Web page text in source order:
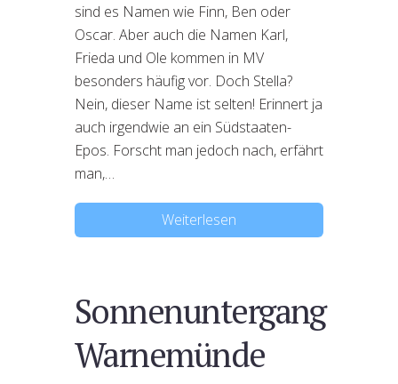
sind es Namen wie Finn, Ben oder
Oscar. Aber auch die Namen Karl,
Frieda und Ole kommen in MV
besonders häufig vor. Doch Stella?
Nein, dieser Name ist selten! Erinnert ja
auch irgendwie an ein Südstaaten-
Epos. Forscht man jedoch nach, erfährt
man,…
Weiterlesen
Sonnenuntergang
Warnemünde